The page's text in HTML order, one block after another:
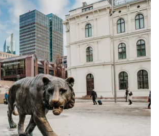
Folytatás a Facebookkal
Folytassa e-mailben